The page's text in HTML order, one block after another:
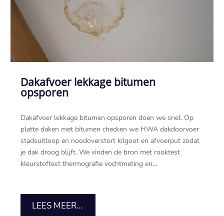
Dakafvoer lekkage bitumen
opsporen
Dakafvoer lekkage bitumen opsporen doen we snel.​ Op
platte daken met bitumen checken we HWA dakdoorvoer
stadsuitloop en noodoverstort kilgoot en afvoerput zodat
je dak droog blijft.​ We vinden de bron met rooktest
kleurstoftest thermografie vochtmeting en...
LEES MEER...